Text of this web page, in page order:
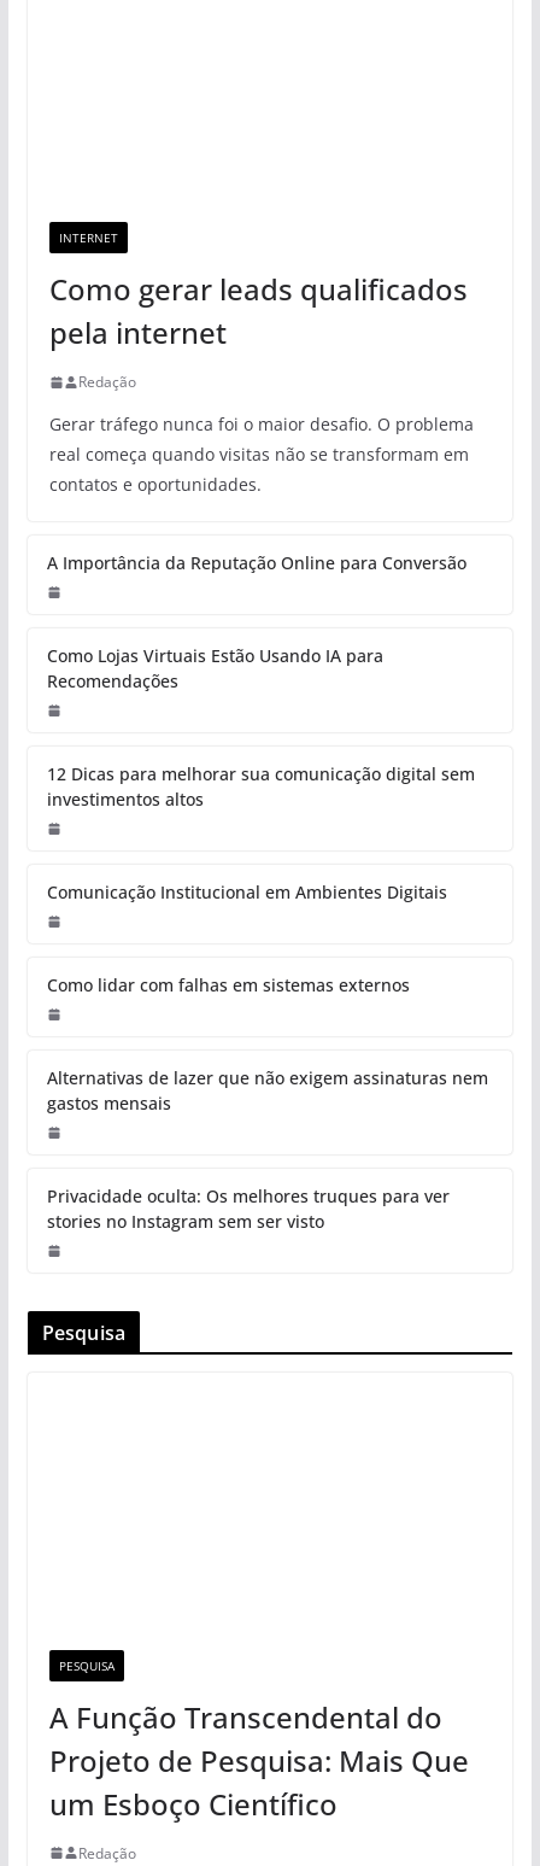
INTERNET
Como gerar leads qualificados
pela internet
Redação
Gerar tráfego nunca foi o maior desafio. O problema
real começa quando visitas não se transformam em
contatos e oportunidades.
A Importância da Reputação Online para Conversão
Como Lojas Virtuais Estão Usando IA para
Recomendações
12 Dicas para melhorar sua comunicação digital sem
investimentos altos
Comunicação Institucional em Ambientes Digitais
Como lidar com falhas em sistemas externos
Alternativas de lazer que não exigem assinaturas nem
gastos mensais
Privacidade oculta: Os melhores truques para ver
stories no Instagram sem ser visto
Pesquisa
PESQUISA
A Função Transcendental do
Projeto de Pesquisa: Mais Que
um Esboço Científico
Redação